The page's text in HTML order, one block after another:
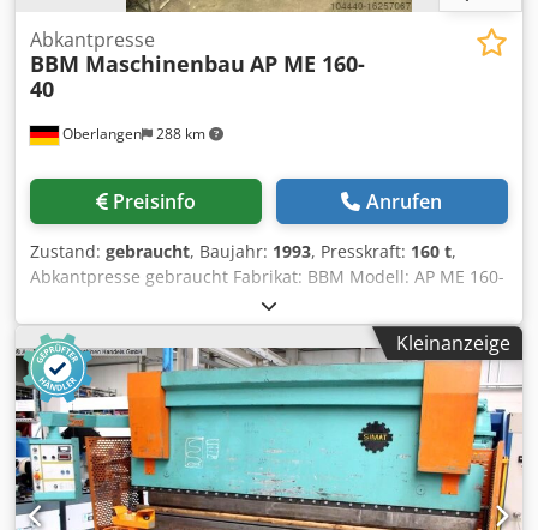
Oberlangen 288 km
Abkantpresse
BBM Maschinenbau AP ME 160-
40
Preisinfo Anrufen
Zustand: gebraucht, Baujahr: 1993, Presskraft: 160 t,
Abkantpresse gebraucht Fabrikat: BBM Modell: AP ME 160-
40 Baujahr 1993 Druckleistung 160 to. Abkantlänge 4050
mm Tischbreite 190 mm Hub 250 mm Ausladung 315 mm
Ausstattung CNC Steuerung schwenkbare Bedienung
vorne rechts CNC-Hinteranschlag (X-Achse) CNC elektr.
Tiefenverstellung Dsdpfetufbnex Ankjwa manuell
verstellbare Anschlagfinger verstellbare Tischbombierung,
per Kurbel Schutzeinrichtungen hinten u. seitlich 3
vordere Auflegearme Doppel - Fußschalter Zubehör: 2
Multi-V-Matrizen sowie 1 gebr. Rehfußstempel
Kleinanzeige